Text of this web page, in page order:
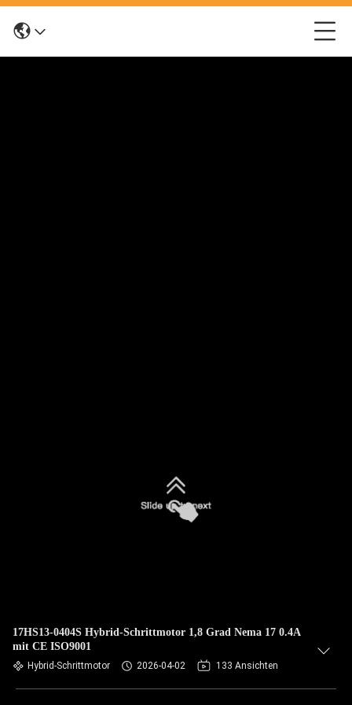
17HS13-0404S Hybrid-Schrittmotor 1,8 Grad Nema 17 0.4A
mit CE ISO9001
Hybrid-Schrittmotor 2026-04-02 133 Ansichten